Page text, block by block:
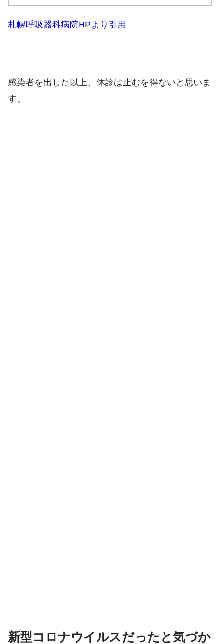
札幌呼吸器科病院HPより引用
感染者を出した以上、休診は止むを得ないと思いま
す。
新型コロナウイルスだったと気づか